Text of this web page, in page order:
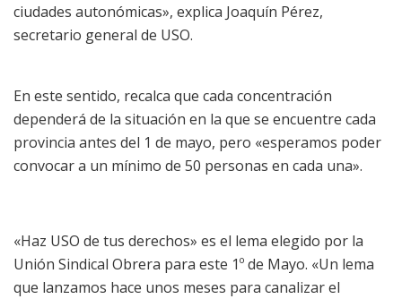
ciudades autonómicas», explica Joaquín Pérez,
secretario general de USO.
En este sentido, recalca que cada concentración
dependerá de la situación en la que se encuentre cada
provincia antes del 1 de mayo, pero «esperamos poder
convocar a un mínimo de 50 personas en cada una».
«Haz USO de tus derechos» es el lema elegido por la
Unión Sindical Obrera para este 1º de Mayo. «Un lema
que lanzamos hace unos meses para canalizar el